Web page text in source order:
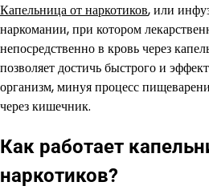
Капельница от наркотиков, или
наркомании, при котором
непосредственно в кровь через
позволяет достичь быстрого и
организм, минуя процесс
через кишечник.
Как работает
наркотиков?